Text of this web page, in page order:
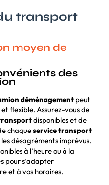
transport
moyen de
des
déménagement peut
flexible. Assurez-vous de
disponibles et de
chaqueservice transport
désagréments imprévus.
à l’heure ou à la
pour s’adapter
et à vos horaires.